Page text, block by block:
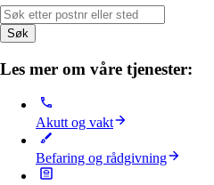
Søk
Les mer om våre tjenester:
Akutt og vakt
Befaring og rådgivning